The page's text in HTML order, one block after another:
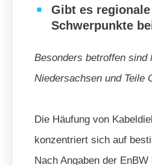
Gibt es regionale
Schwerpunkte
Besonders betroffen sind
Niedersachsen und Teile
Die Häufung von
konzentriert sich auf
Nach Angaben der EnBW